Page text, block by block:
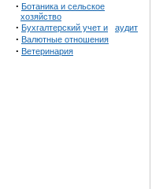
· Ботаника и сельское
хозяйство
· Бухгалтерский учет и аудит
· Валютные отношения
· Ветеринария